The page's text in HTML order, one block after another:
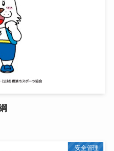
安全管理